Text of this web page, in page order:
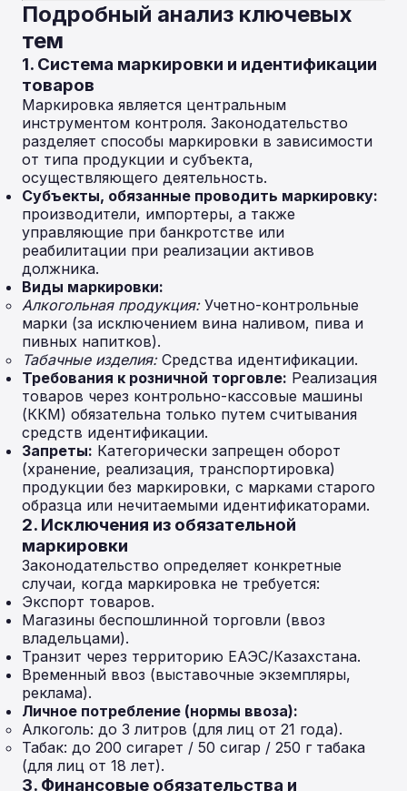
Подробный анализ ключевых
тем
1. Система маркировки и идентификации
товаров
Маркировка является центральным
инструментом контроля. Законодательство
разделяет способы маркировки в зависимости
от типа продукции и субъекта,
осуществляющего деятельность.
Субъекты, обязанные проводить маркировку:
производители, импортеры, а также
управляющие при банкротстве или
реабилитации при реализации активов
должника.
Виды маркировки:
Алкогольная продукция:Учетно-контрольные
марки (за исключением вина наливом, пива и
пивных напитков).
Табачные изделия:Средства идентификации.
Требования к розничной торговле: Реализация
товаров через контрольно-кассовые машины
(ККМ) обязательна только путем считывания
средств идентификации.
Запреты: Категорически запрещен оборот
(хранение, реализация, транспортировка)
продукции без маркировки, с марками старого
образца или нечитаемыми идентификаторами.
2. Исключения из обязательной
маркировки
Законодательство определяет конкретные
случаи, когда маркировка не требуется:
Экспорт товаров.
Магазины беспошлинной торговли (ввоз
владельцами).
Транзит через территорию ЕАЭС/Казахстана.
Временный ввоз (выставочные экземпляры,
реклама).
Личное потребление (нормы ввоза):
Алкоголь: до 3 литров (для лиц от 21 года).
Табак: до 200 сигарет / 50 сигар / 250 г табака
(для лиц от 18 лет).
3. Финансовые обязательства и